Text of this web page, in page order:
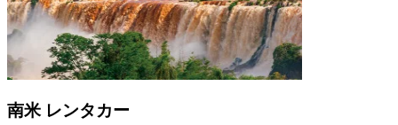
南米 レンタカー